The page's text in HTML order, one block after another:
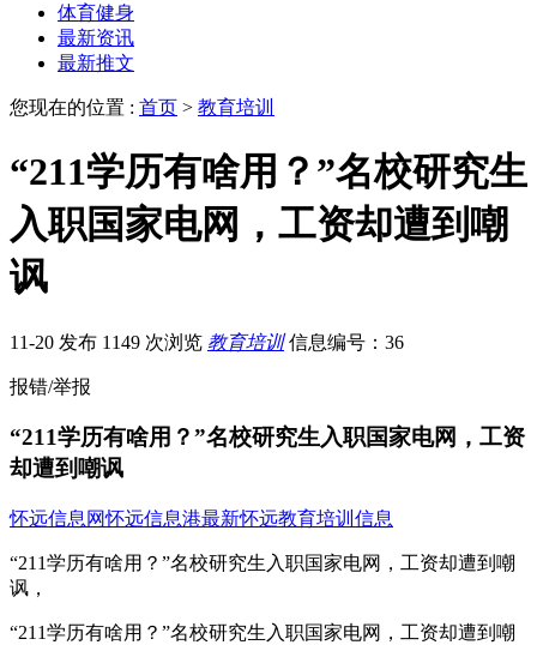
体育健身
最新资讯
最新推文
您现在的位置 : 首页 > 教育培训
“211学历有啥用？”名校研究生
入职国家电网，工资却遭到嘲
讽
11-20 发布 1149 次浏览 教育培训 信息编号：36
报错/举报
“211学历有啥用？”名校研究生入职国家电网，工资
却遭到嘲讽
怀远信息网怀远信息港最新怀远教育培训信息
“211学历有啥用？”名校研究生入职国家电网，工资却遭到嘲
讽，
“211学历有啥用？”名校研究生入职国家电网，工资却遭到嘲